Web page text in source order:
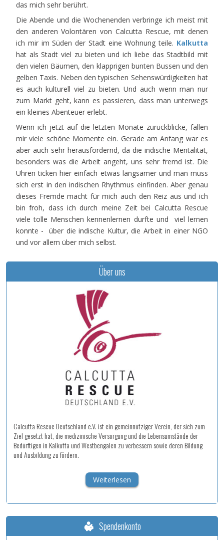
das mich sehr berührt.
Die Abende und die Wochenenden verbringe ich meist mit
den anderen Volontären von Calcutta Rescue, mit denen
ich mir im Süden der Stadt eine Wohnung teile. Kalkutta
hat als Stadt viel zu bieten und ich liebe das Stadtbild mit
den vielen Bäumen, den klapprigen bunten Bussen und den
gelben Taxis. Neben den typischen Sehenswürdigkeiten hat
es auch kulturell viel zu bieten. Und auch wenn man nur
zum Markt geht, kann es passieren, dass man unterwegs
ein kleines Abenteuer erlebt.
Wenn ich jetzt auf die letzten Monate zurückblicke, fallen
mir viele schöne Momente ein. Gerade am Anfang war es
aber auch sehr herausfordernd, da die indische Mentalität,
besonders was die Arbeit angeht, uns sehr fremd ist. Die
Uhren ticken hier einfach etwas langsamer und man muss
sich erst in den indischen Rhythmus einfinden. Aber genau
dieses Fremde macht für mich auch den Reiz aus und ich
bin froh, dass ich durch meine Zeit bei Calcutta Rescue
viele tolle Menschen kennenlernen durfte und viel lernen
konnte - über die indische Kultur, die Arbeit in einer NGO
und vor allem über mich selbst.
Über uns
Calcutta Rescue Deutschland e.V. ist ein gemeinnütziger Verein, der sich zum
Ziel gesetzt hat, die medizinische Versorgung und die Lebensumstände der
Bedürftigen in Kalkutta und Westbengalen zu verbessern sowie deren Bildung
und Ausbildung zu fördern.
Weiterlesen
Spendenkonto